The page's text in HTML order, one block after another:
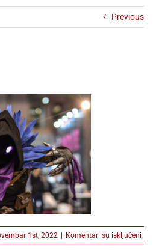
Previous
1st, 2022 | Komentari su isključeni
09